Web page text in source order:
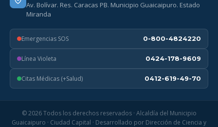
Av. Bolívar. Res. Caracas PB. Municipio Guaicaipuro. Estado
Miranda
Emergencias SOS 0-800-4824220
Línea Violeta 0424-178-9609
Citas Médicas (+Salud) 0412-619-49-70
© 2026 Todos los derechos reservados · Alcaldía del Municipio
Guaicaipuro · Ciudad Capital · Desarrollado por Dirección de Ciencia y